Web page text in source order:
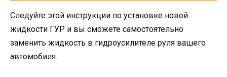
Следуйте этой инструкции по установке новой
жидкости ГУР и вы сможете самостоятельно
заменить жидкость в гидроусилителе руля вашего
автомобиля.